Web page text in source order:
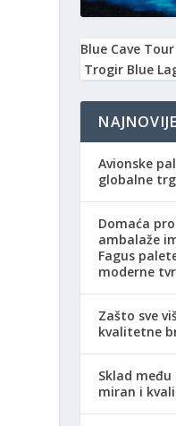
Blue Cave Tour
Trogir Blue
NAJNOVIJE
Avionske
globalne
Domaća
ambalaže
Fagus
moderne
Zašto sve
kvalitetne
Sklad
miran i